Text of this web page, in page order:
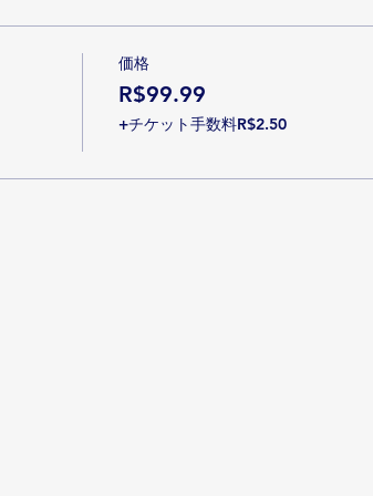
価格
R$99.99
+チケット手数料R$2.50